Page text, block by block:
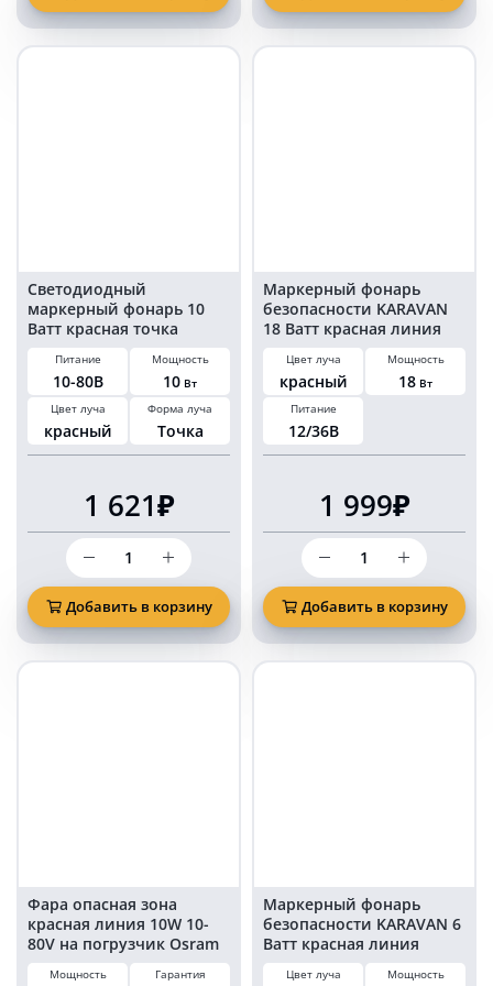
трудности с выбором – позвонит енам или напишите через
безопасности
KARAVAN
12
фонарь
10
Ватт
Светодиодный
маркерный фонарь 10
Ватт красная точка
Питание
10-80В
Мощность
10 Вт
Цвет луча
красный
Форма луча
Точка
1 621₽
Количество
товара
Светодиодный
маркерный
фонарь
10
Ватт
Добавить в корзину
Маркерный фонарь
безопасности KARAVAN
18 Ватт красная линия
Цвет луча
красный
Мощность
18 Вт
Питание
12/36В
1 999₽
Количество
товара
Маркерный
фонарь
безопасности
KARAVAN
18
Добавить в корзину
Фара опасная зона
красная линия 10W 10-
80V на погрузчик Osram
leds KARAVAN PRO RED
Мощность Гарантия
Маркерный фонарь
безопасности KARAVAN 6
Ватт красная линия
Цвет луча Мощность